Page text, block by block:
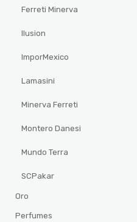
Ferreti Minerva
Ilusion
ImporMexico
Lamasini
Minerva Ferreti
Montero Danesi
Mundo Terra
SCPakar
Oro
Perfumes